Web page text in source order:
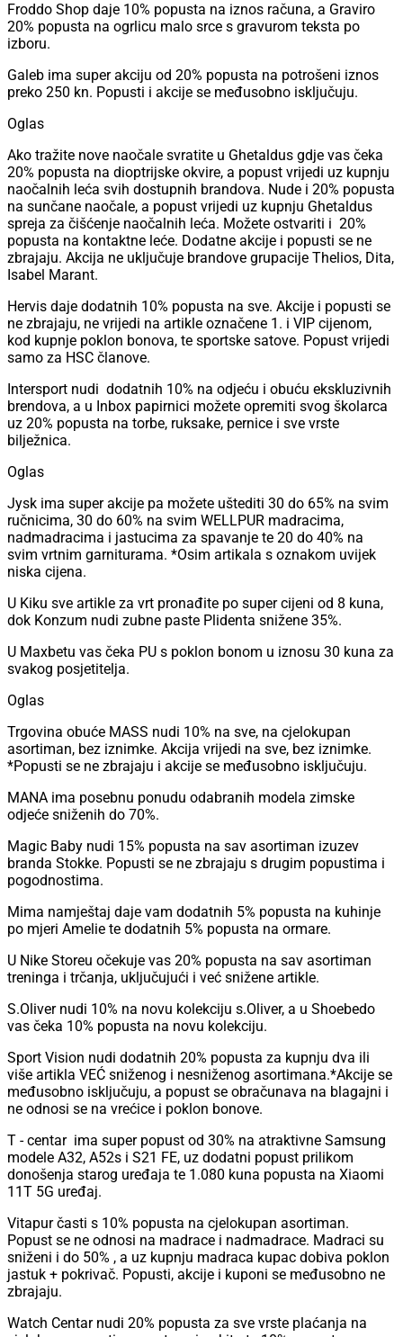
Froddo Shop daje 10% popusta na iznos računa, a Graviro
20% popusta na ogrlicu malo srce s gravurom teksta po
izboru.
Galeb ima super akciju od 20% popusta na potrošeni iznos
preko 250 kn. Popusti i akcije se međusobno isključuju.
Oglas
Ako tražite nove naočale svratite u Ghetaldus gdje vas čeka
20% popusta na dioptrijske okvire, a popust vrijedi uz kupnju
naočalnih leća svih dostupnih brandova. Nude i 20% popusta
na sunčane naočale, a popust vrijedi uz kupnju Ghetaldus
spreja za čišćenje naočalnih leća. Možete ostvariti i 20%
popusta na kontaktne leće. Dodatne akcije i popusti se ne
zbrajaju. Akcija ne uključuje brandove grupacije Thelios, Dita,
Isabel Marant.
Hervis daje dodatnih 10% popusta na sve. Akcije i popusti se
ne zbrajaju, ne vrijedi na artikle označene 1. i VIP cijenom,
kod kupnje poklon bonova, te sportske satove. Popust vrijedi
samo za HSC članove.
Intersport nudi dodatnih 10% na odjeću i obuću ekskluzivnih
brendova, a u Inbox papirnici možete opremiti svog školarca
uz 20% popusta na torbe, ruksake, pernice i sve vrste
bilježnica.
Oglas
Jysk ima super akcije pa možete uštediti 30 do 65% na svim
ručnicima, 30 do 60% na svim WELLPUR madracima,
nadmadracima i jastucima za spavanje te 20 do 40% na
svim vrtnim garniturama. *Osim artikala s oznakom uvijek
niska cijena.
U Kiku sve artikle za vrt pronađite po super cijeni od 8 kuna,
dok Konzum nudi zubne paste Plidenta snižene 35%.
U Maxbetu vas čeka PU s poklon bonom u iznosu 30 kuna za
svakog posjetitelja.
Oglas
Trgovina obuće MASS nudi 10% na sve, na cjelokupan
asortiman, bez iznimke. Akcija vrijedi na sve, bez iznimke.
*Popusti se ne zbrajaju i akcije se međusobno isključuju.
MANA ima posebnu ponudu odabranih modela zimske
odjeće sniženih do 70%.
Magic Baby nudi 15% popusta na sav asortiman izuzev
branda Stokke. Popusti se ne zbrajaju s drugim popustima i
pogodnostima.
Mima namještaj daje vam dodatnih 5% popusta na kuhinje
po mjeri Amelie te dodatnih 5% popusta na ormare.
U Nike Storeu očekuje vas 20% popusta na sav asortiman
treninga i trčanja, uključujući i već snižene artikle.
S.Oliver nudi 10% na novu kolekciju s.Oliver, a u Shoebedo
vas čeka 10% popusta na novu kolekciju.
Sport Vision nudi dodatnih 20% popusta za kupnju dva ili
više artikla VEĆ sniženog i nesniženog asortimana.*Akcije se
međusobno isključuju, a popust se obračunava na blagajni i
ne odnosi se na vrećice i poklon bonove.
T - centar ima super popust od 30% na atraktivne Samsung
modele A32, A52s i S21 FE, uz dodatni popust prilikom
donošenja starog uređaja te 1.080 kuna popusta na Xiaomi
11T 5G uređaj.
Vitapur časti s 10% popusta na cjelokupan asortiman.
Popust se ne odnosi na madrace i nadmadrace. Madraci su
sniženi i do 50% , a uz kupnju madraca kupac dobiva poklon
jastuk + pokrivač. Popusti, akcije i kuponi se međusobno ne
zbrajaju.
Watch Centar nudi 20% popusta za sve vrste plaćanja na